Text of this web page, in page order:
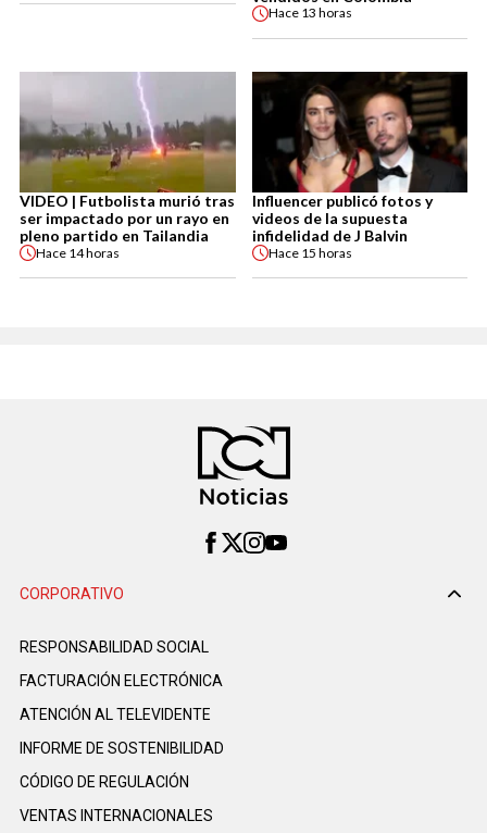
Hace 13 horas
VIDEO | Futbolista murió tras
ser impactado por un rayo en
pleno partido en Tailandia
Hace 14 horas
Influencer publicó fotos y
videos de la supuesta
infidelidad de J Balvin
Hace 15 horas
CORPORATIVO
RESPONSABILIDAD SOCIAL
FACTURACIÓN ELECTRÓNICA
ATENCIÓN AL TELEVIDENTE
INFORME DE SOSTENIBILIDAD
CÓDIGO DE REGULACIÓN
VENTAS INTERNACIONALES